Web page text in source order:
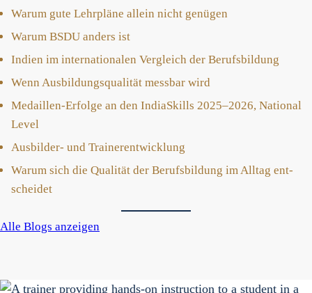
War­um gute Lehr­plä­ne allein nicht genü­gen
War­um BSDU anders ist
Indi­en im inter­na­tio­na­len Ver­gleich der Berufs­bil­dung
Wenn Aus­bil­dungs­qua­li­tät mess­bar wird
Medail­len-Erfol­ge an den India­Skills 2025–2026, Natio­nal
Level
Aus­bil­der- und Trai­ner­ent­wick­lung
War­um sich die Qua­li­tät der Berufs­bil­dung im All­tag ent­
schei­det
Alle Blogs anzei­gen